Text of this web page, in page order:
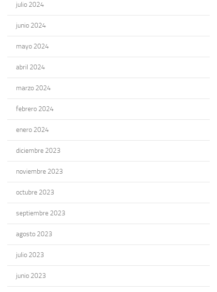
julio 2024
junio 2024
mayo 2024
abril 2024
marzo 2024
febrero 2024
enero 2024
diciembre 2023
noviembre 2023
octubre 2023
septiembre 2023
agosto 2023
julio 2023
junio 2023